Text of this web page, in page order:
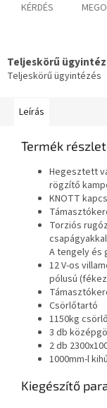
KÉRDÉS
Teljeskörű
Teljeskörű ügyintézés
Leírás
Termék
Hegesztett
rögzítő
KNOTT
Torziós
A tengely és
12 V-os
pólusú
Csörlőtartó
1150kg csörlő
3 db
2 db
1000mm-l
Kiegészítő